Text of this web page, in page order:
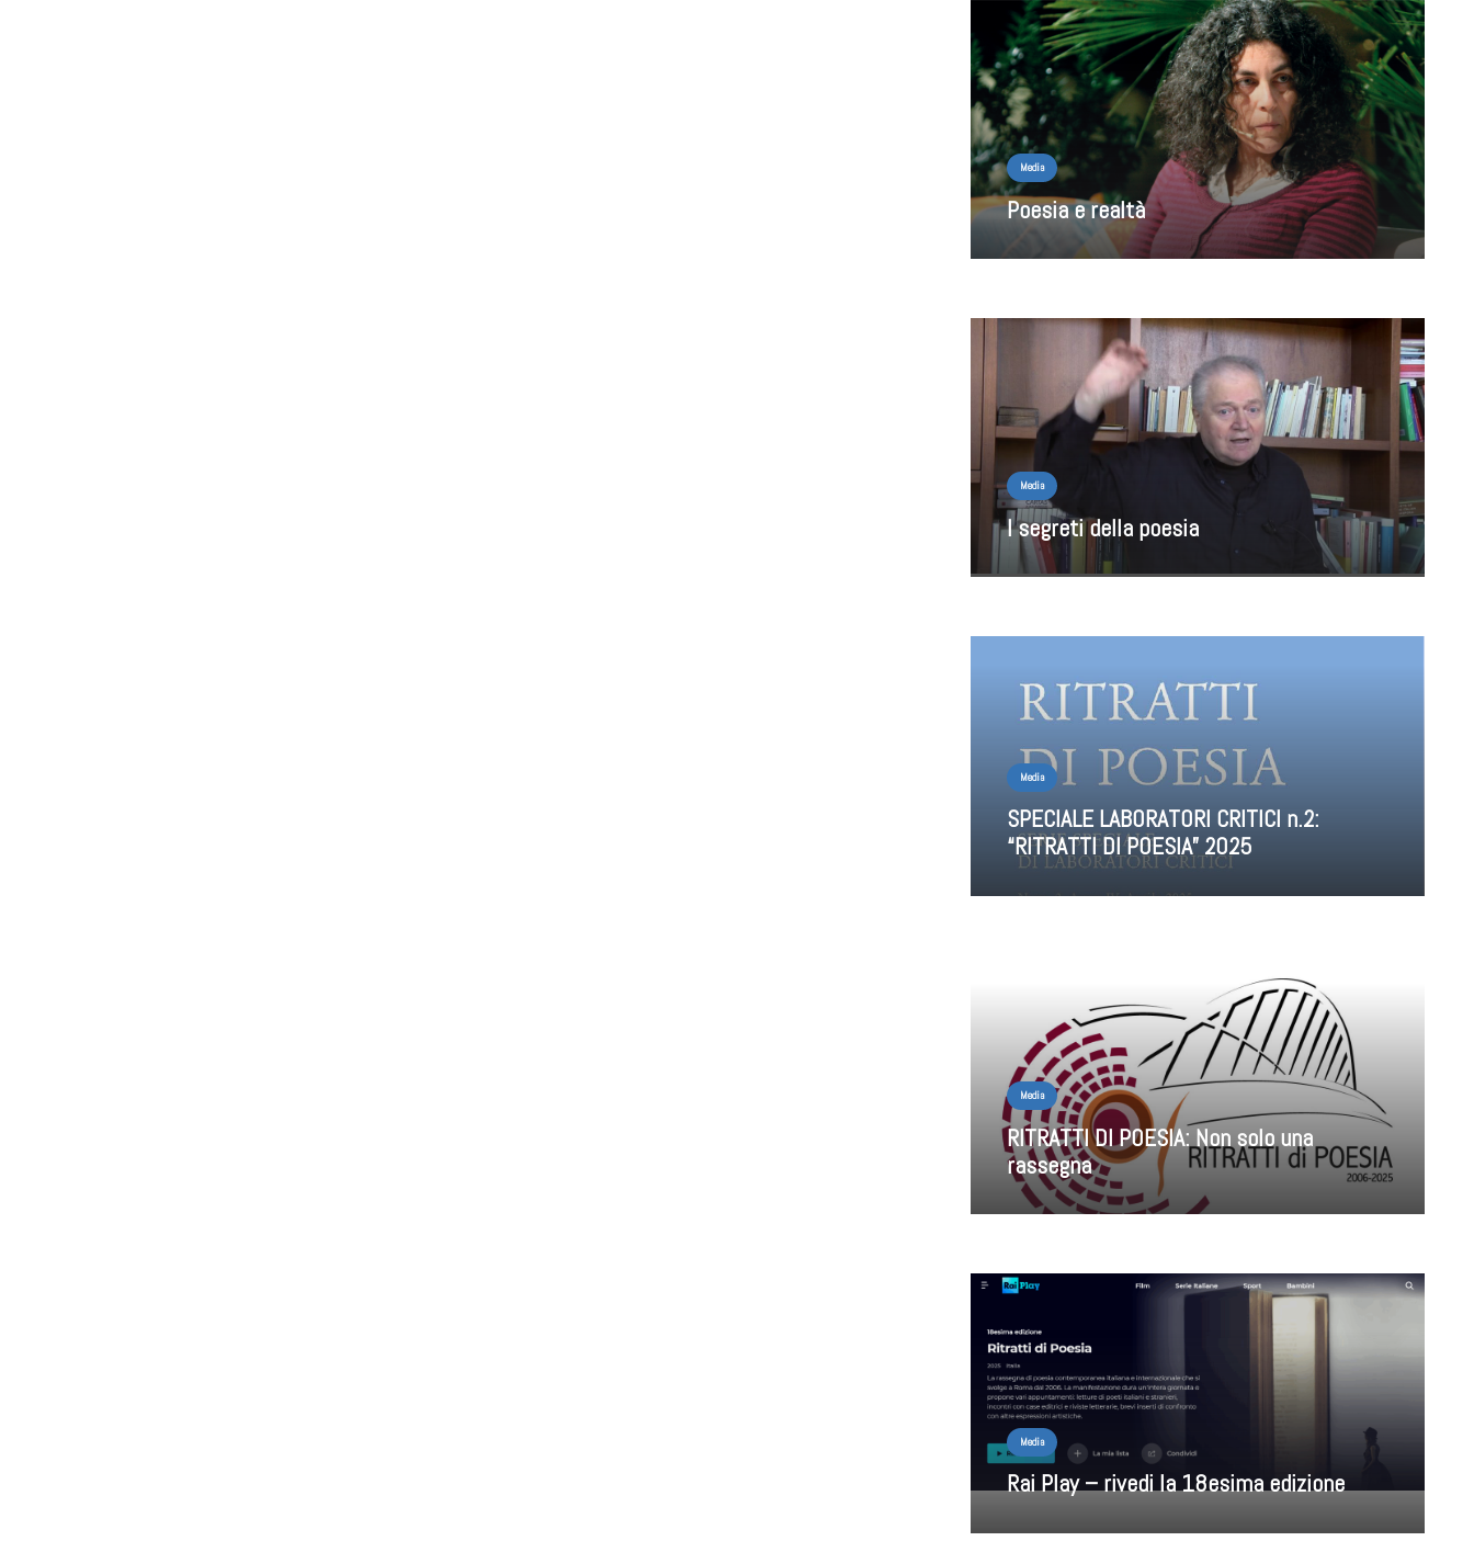
Media
Poesia e realtà
Media
I segreti della poesia
Media
SPECIALE LABORATORI CRITICI n.2:
“RITRATTI DI POESIA” 2025
Media
RITRATTI DI POESIA: Non solo una
rassegna
Media
Rai Play – rivedi la 18esima edizione